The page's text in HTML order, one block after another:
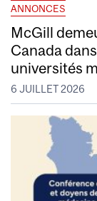
ANNONCES
McGill
Canada
universités
6 JUILLET 2026